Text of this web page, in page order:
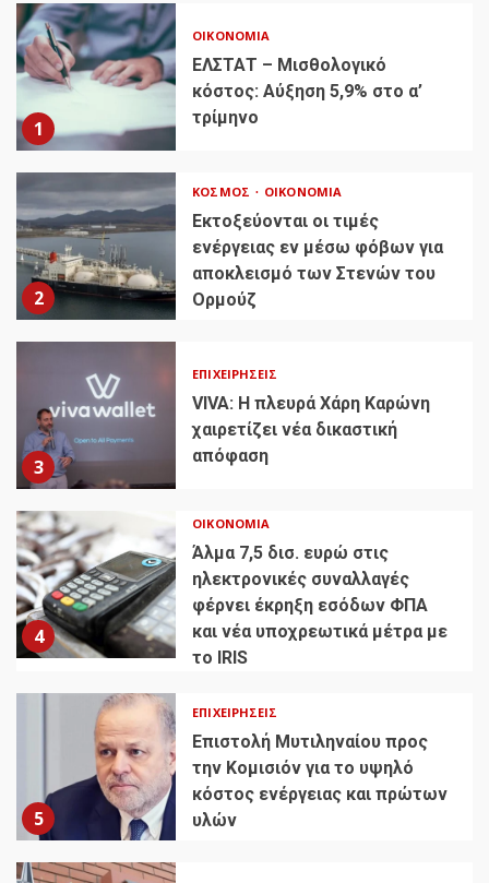
1
ΟΙΚΟΝΟΜΊΑ
ΕΛΣΤΑΤ – Μισθολογικό
κόστος: Αύξηση 5,9% στο α’
τρίμηνο
2
ΚΌΣΜΟΣ ΟΙΚΟΝΟΜΊΑ
Εκτοξεύονται οι τιμές
ενέργειας εν μέσω φόβων για
αποκλεισμό των Στενών του
Ορμούζ
3
ΕΠΙΧΕΙΡΉΣΕΙΣ
VIVA: Η πλευρά Χάρη Καρώνη
χαιρετίζει νέα δικαστική
απόφαση
4
ΟΙΚΟΝΟΜΊΑ
Άλμα 7,5 δισ. ευρώ στις
ηλεκτρονικές συναλλαγές
φέρνει έκρηξη εσόδων ΦΠΑ
και νέα υποχρεωτικά μέτρα με
το IRIS
5
ΕΠΙΧΕΙΡΉΣΕΙΣ
Επιστολή Μυτιληναίου προς
την Κομισιόν για το υψηλό
κόστος ενέργειας και πρώτων
υλών